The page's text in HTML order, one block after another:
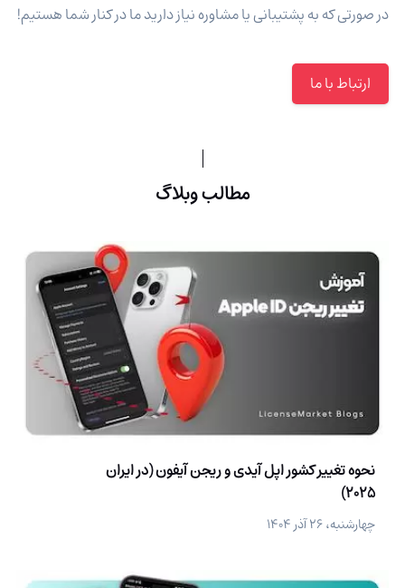
در صورتی که به پشتیبانی یا مشاوره نیاز دارید ما در کنار شما هستیم!
ارتباط با ما
مطالب وبلاگ
نحوه تغییر کشور اپل آیدی و ریجن آیفون (در ایران
2025)
چهارشنبه، ۲۶ آذر ۱۴۰۴